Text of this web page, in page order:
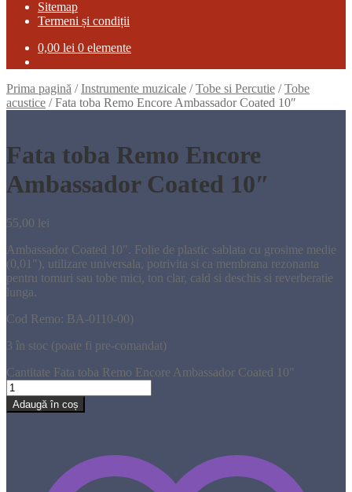
Sitemap
Termeni și condiții
0,00 lei 0 elemente
Prima pagină /Instrumente muzicale /Tobe si Percutie /Tobe
acustice /Fata toba Remo Encore Ambassador Coated 10″
Fata toba Remo Encore
Ambassador Coated 10″
55,00 lei
Ambassador Coated 10″. Folie de plastic sablata cu grosime medie
(0,01″), utilizare universala, potrivita si ca membrana rezonanta
pentru tomuri sau tobe mici, ton clar, cald si deschis si reverberatie
lunga.
Cod Remo: BA-0110-00)
3 în stoc (poate fi pre-comandat)
Cantitate Fata toba Remo Encore Ambassador Coated 10"
Adaugă în coș